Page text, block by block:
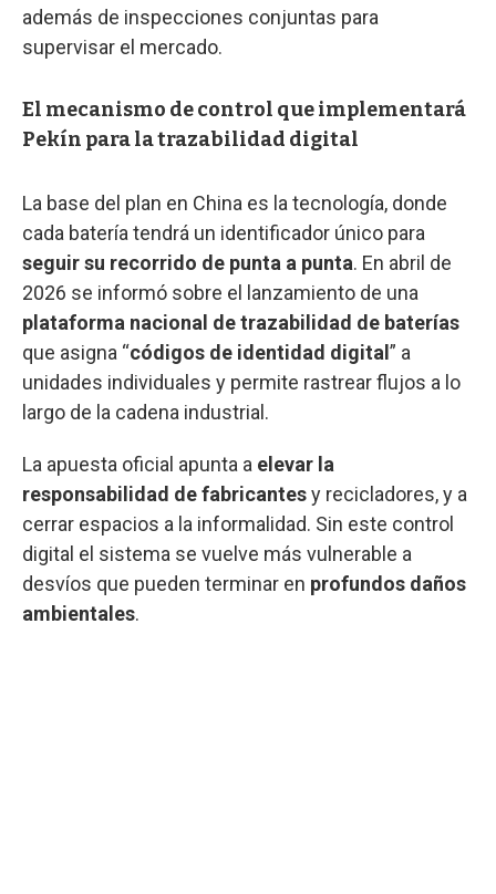
además de inspecciones conjuntas para
supervisar el mercado.
El mecanismo de control que implementará
Pekín para la trazabilidad digital
La base del plan en China es la tecnología, donde
cada batería tendrá un identificador único para
seguir su recorrido de punta a punta. En abril de
2026 se informó sobre el lanzamiento de una
plataforma nacional de trazabilidad de baterías
que asigna “códigos de identidad digital ” a
unidades individuales y permite rastrear flujos a lo
largo de la cadena industrial.
La apuesta oficial apunta a elevar la
responsabilidad de fabricantesy recicladores, y a
cerrar espacios a la informalidad. Sin este control
digital el sistema se vuelve más vulnerable a
desvíos que pueden terminar en profundos daños
ambientales.